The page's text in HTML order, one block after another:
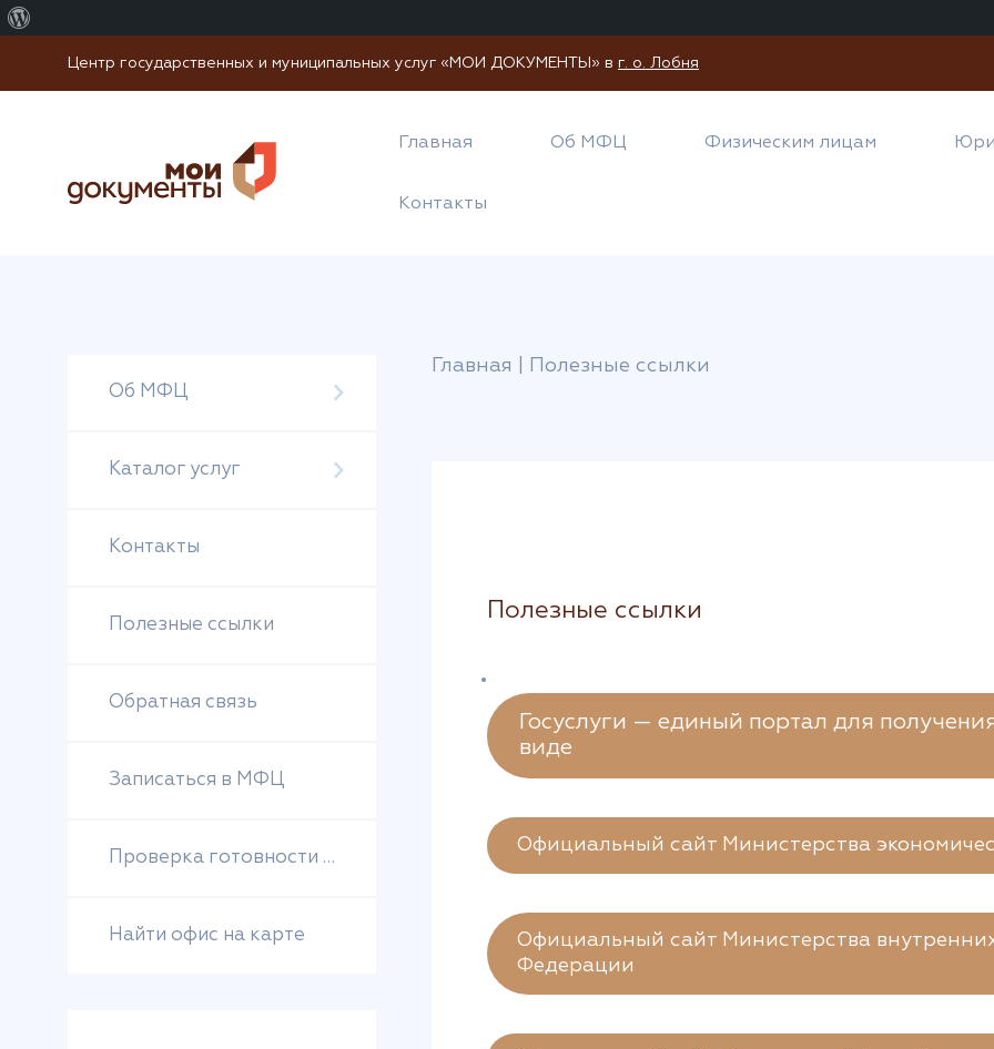
Центр государственных и муниципальных услуг «МОИ ДОКУМЕНТЫ» в г. о. Лобня
Главная Об МФЦ Физическим лицам
Контакты
Об МФЦ
Каталог услуг
Контакты
Полезные ссылки
Обратная связь
Записаться в МФЦ
Проверка готовности документов
Найти офис на карте
Главная Полезные ссылки
Полезные ссылки
Госуслуги — единый портал для
виде
Официальный сайт Министерства
Официальный сайт Министерства
Федерации